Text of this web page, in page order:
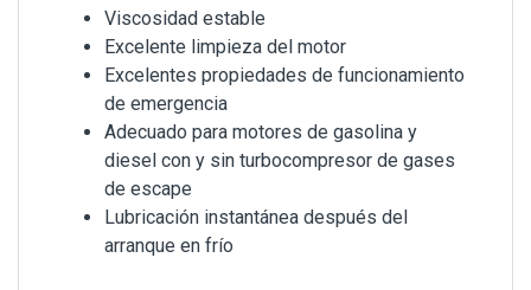
Viscosidad estable
Excelente limpieza del motor
Excelentes propiedades de funcionamiento
de emergencia
Adecuado para motores de gasolina y
diesel con y sin turbocompresor de gases
de escape
Lubricación instantánea después del
arranque en frío